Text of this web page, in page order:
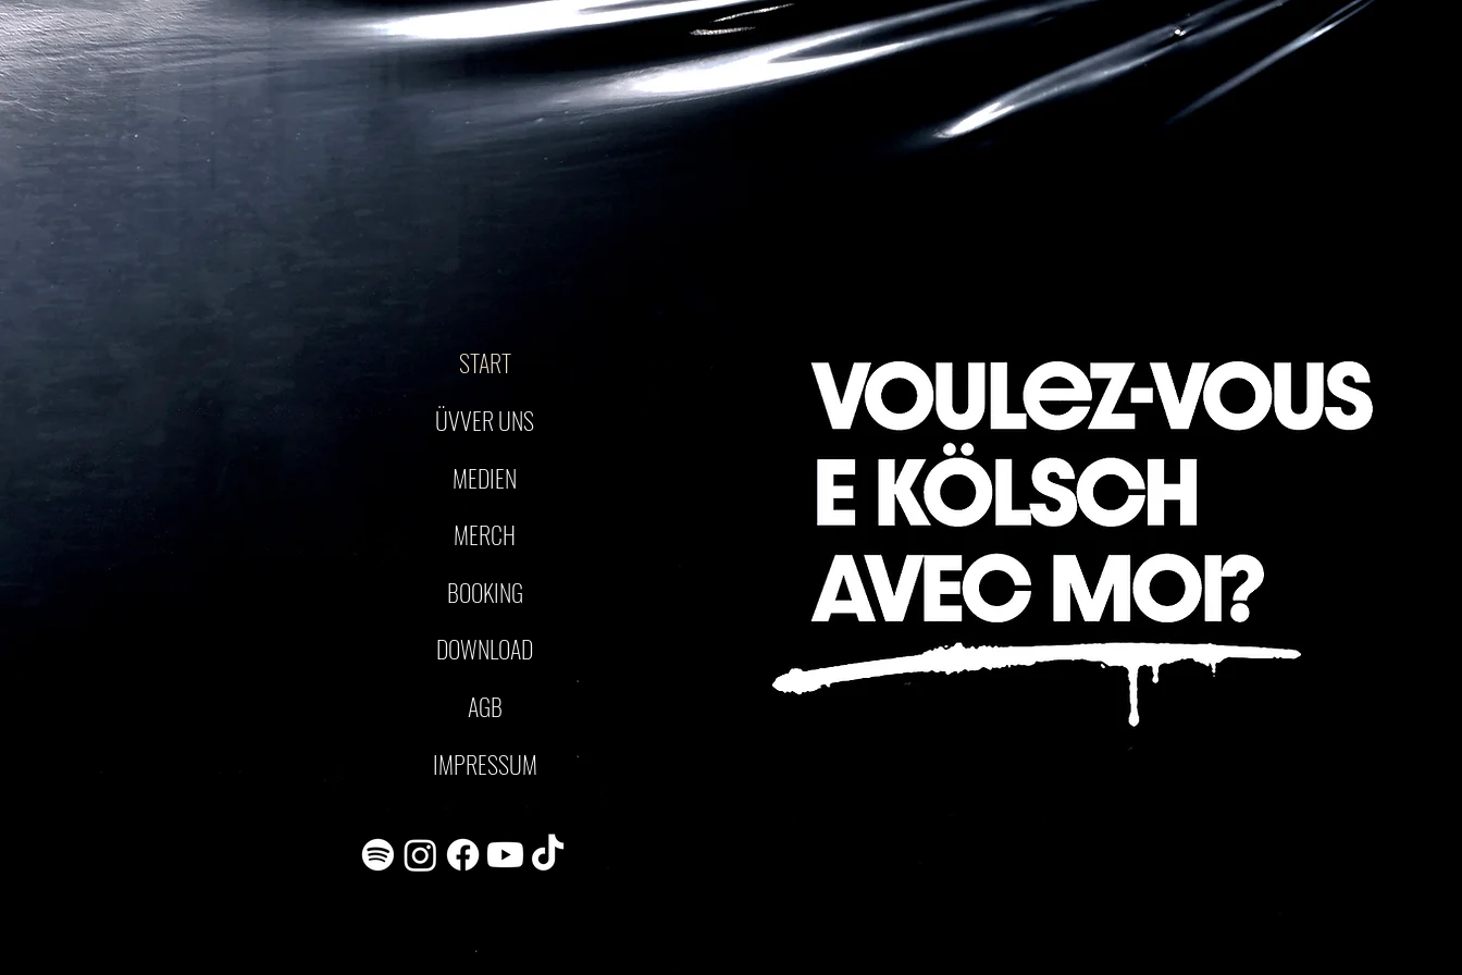
START
ÜVVER UNS
MEDIEN
MERCH
BOOKING
DOWNLOAD
AGB
IMPRESSUM